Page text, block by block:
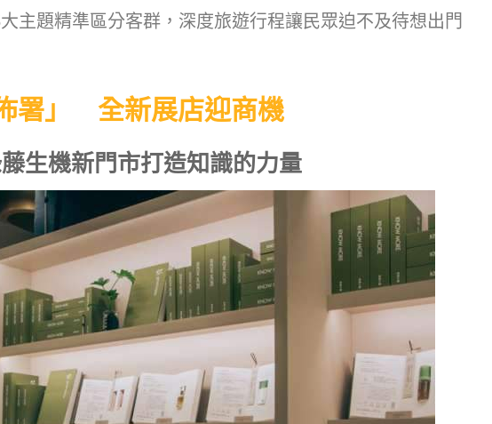
主題精準區分客群，深度旅遊行程讓民眾迫不及待想出門
署」 全新展店迎商機
生機新門市打造知識的力量